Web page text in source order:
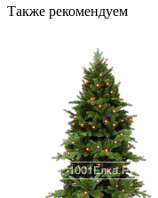
Также рекомендуем